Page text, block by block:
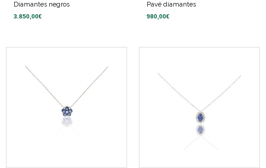
Diamantes negros
3.850,00€
Pavé diamantes
980,00€